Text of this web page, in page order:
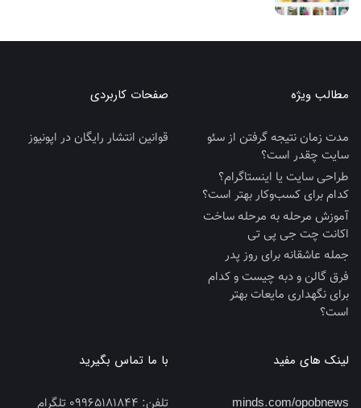
مطالب ویژه
مدت زمان نتیجه گرفتن از سئو
سایت چقدر است؟
طراحی سایت یا اینستاگرام؟
کدام برای کسب‌وکار بهتر است؟
آموزش مرحله به مرحله ساخت
اکانت چت جی پی تی
جمله عاشقانه برای روز پدر
فرق گالن و دبه چیست و کدام
برای نگهداری مایعات بهتر
است؟
صفحات کاربردی
قوانین انتشار رایگان در اپونیوز
لینک های مفید
minds.com/opobnews
با ما تماس بگیرید
تلفن: